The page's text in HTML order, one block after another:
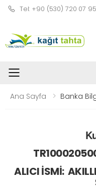
Tel: +90 (530) 720 07 95
Toggle
Ana Sayfa Banka
ALICI İSMİ: